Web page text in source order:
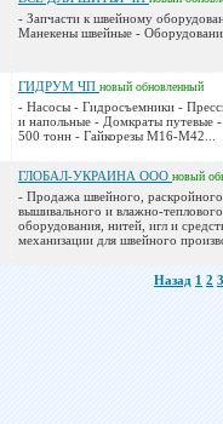
- Запчасти к швейному
Манекены швейные -
ГИДРУМ ЧП новый обновленный
- Насосы - Гидросъемники -
и напольные - Домкраты путевые
500 тонн - Гайкорезы М16-М42...
ГЛОБАЛ-УКРАИНА ООО новый
- Продажа швейного,
вышивального и влажно-теплового
оборудования, нитей, игл и
механизации для швейного
Назад 1 2 3